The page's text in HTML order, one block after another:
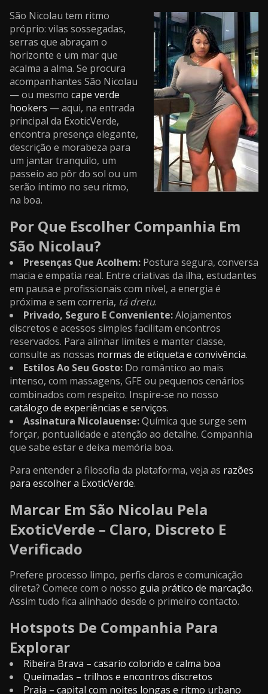
São Nicolau tem ritmo
próprio: vilas sossegadas,
serras que abraçam o
horizonte e um mar que
acalma a alma. Se procura
acompanhantes São Nicolau
— ou mesmo cape verde
hookers — aqui, na entrada
principal da ExoticVerde,
encontra presença elegante,
descrição e morabeza para
um jantar tranquilo, um
passeio ao pôr do sol ou um
serão íntimo no seu ritmo,
na boa.
Por Que Escolher Companhia Em
São Nicolau?
Presenças Que Acolhem: Postura segura, conversa
macia e empatia real. Entre criativas da ilha, estudantes
em pausa e profissionais com nível, a energia é
próxima e sem correria, tá dretu.
Privado, Seguro E Conveniente:Alojamentos
discretos e acessos simples facilitam encontros
reservados. Para alinhar limites e manter classe,
consulte as nossas normas de etiqueta e convivência.
Estilos Ao Seu Gosto: Do romântico ao mais
intenso, com massagens, GFE ou pequenos cenários
combinados com respeito. Inspire‑se no nosso
catálogo de experiências e serviços.
Assinatura Nicolauense:Química que surge sem
forçar, pontualidade e atenção ao detalhe. Companhia
que sabe estar e deixa memória boa.
Para entender a filosofia da plataforma, veja as razões
para escolher a ExoticVerde.
Marcar Em São Nicolau Pela
ExoticVerde – Claro, Discreto E
Verificado
Prefere processo limpo, perfis claros e comunicação
direta? Comece com o nosso guia prático de marcação.
Assim tudo fica alinhado desde o primeiro contacto.
Hotspots De Companhia Para
Explorar
Ribeira Brava – casario colorido e calma boa
Queimadas – trilhos e encontros discretos
Praia – capital com noites longas e ritmo urbano